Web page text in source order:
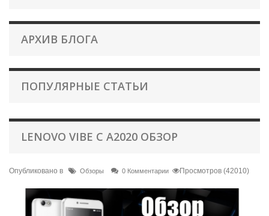
АРХИВ БЛОГА
ПОПУЛЯРНЫЕ СТАТЬИ
LENOVO VIBE C A2020 ОБЗОР
Опубликовано в Обзоры 0 Комментарии Просмотров (42010)